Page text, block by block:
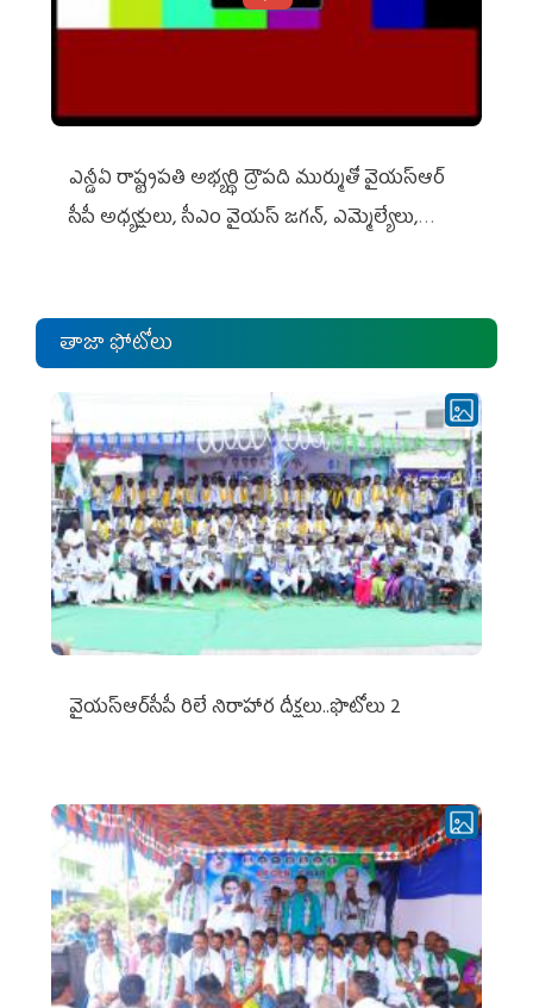
ఎన్డీఏ రాష్ట్ర‌ప‌తి అభ్య‌ర్థి ద్రౌప‌ది ముర్ముతో వైయ‌స్ఆర్
సీపీ అధ్య‌క్షులు, సీఎం వైయ‌స్ జ‌గ‌న్, ఎమ్మెల్యేలు,
తాజా ఫోటోలు
వైయ‌స్ఆర్‌సీపీ రిలే నిరాహార దీక్షలు..ఫొటోలు 2